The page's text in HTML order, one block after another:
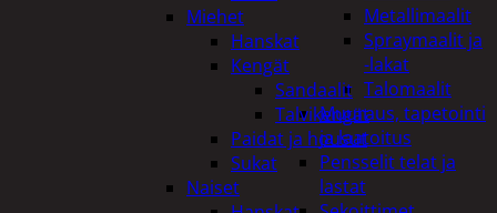
Metallimaalit
Spraymaalit ja
-lakat
Talomaalit
Muuraus, tapetointi
ja laatoitus
Pensselit telat ja
lastat
Miehet
Hanskat
Kengät
Sandaalit
Talvikengät
Paidat ja housut
Sukat
Naiset